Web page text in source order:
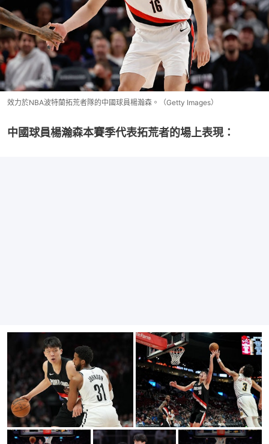
效力於NBA波特蘭拓荒者隊的中國球員楊瀚森。（Getty Images）
中國球員楊瀚森本賽季代表拓荒者的場上表現：